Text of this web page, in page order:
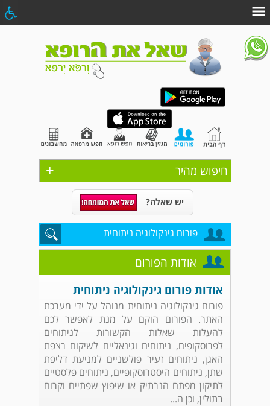
+ חיפוש מהיר
יש שאלה?
פורום גינקולוגיה ניתוחית
אודות הפורום
אודות פורום גינקולוגיה ניתוחית
פורום גינקולוגיה ניתוחית מנוהל על ידי מערכת
האתר. הפורום הוקם על מנת לאפשר לכם
להעלות שאלות הקשורות לניתוחים
לפרוסקופים, ניתוחים וגינאליים לשיקום רצפת
האגן, ניתוחים זעיר פולשניים למניעת דליפת
שתן, ניתוחים היסטרוסקופיים, ניתוחים פלסטיים
לתיקון מפתח הנרתיק או שיפוץ שפתיים וקרום
בתולין, וכן ה...